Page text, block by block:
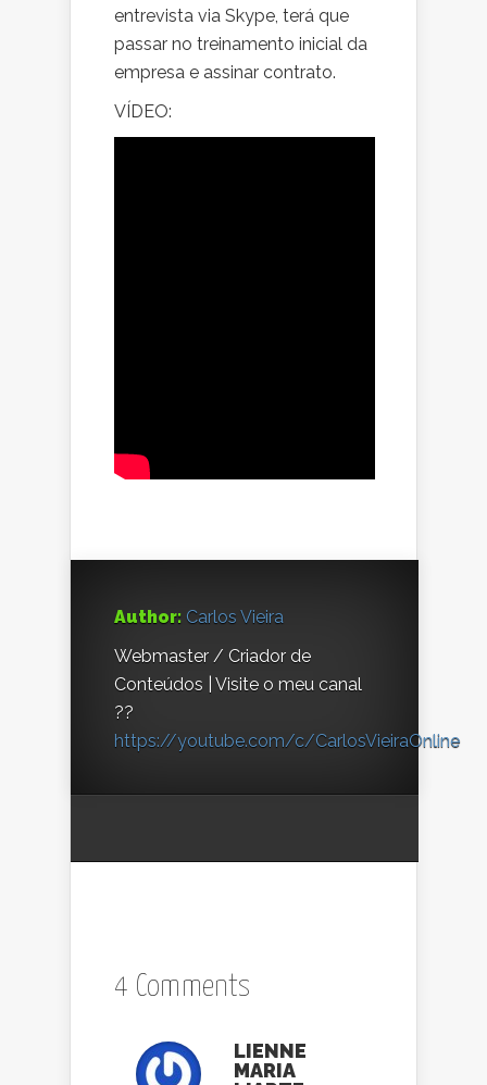
entrevista via Skype, terá que
passar no treinamento inicial da
empresa e assinar contrato.
VÍDEO:
Author: Carlos Vieira
Webmaster / Criador de
Conteúdos | Visite o meu canal
??
https://youtube.com/c/CarlosVieiraOnline
4 Comments
LIENNE
MARIA